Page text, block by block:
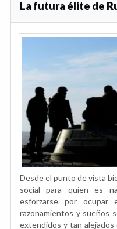
La futura élite de
Desde el punto de vista
social para quien es
esforzarse por
razonamientos y sueños
extendidos y tan alejados